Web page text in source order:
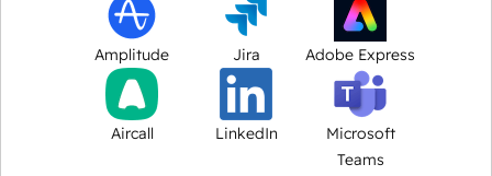
Amplitude Jira Adobe Express
Aircall LinkedIn
Microsoft
Teams